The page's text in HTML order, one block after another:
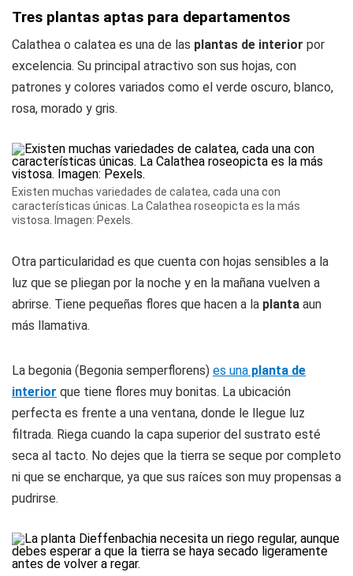
Tres plantas aptas para departamentos
Calathea o calatea es una de las plantas de interior por
excelencia. Su principal atractivo son sus hojas, con
patrones y colores variados como el verde oscuro, blanco,
rosa, morado y gris.
Existen muchas variedades de calatea, cada una con
características únicas. La Calathea roseopicta es la más
vistosa. Imagen: Pexels.
Otra particularidad es que cuenta con hojas sensibles a la
luz que se pliegan por la noche y en la mañana vuelven a
abrirse. Tiene pequeñas flores que hacen a la planta aun
más llamativa.
La begonia (Begonia semperflorens) es una planta de
interior que tiene flores muy bonitas. La ubicación
perfecta es frente a una ventana, donde le llegue luz
filtrada. Riega cuando la capa superior del sustrato esté
seca al tacto. No dejes que la tierra se seque por completo
ni que se encharque, ya que sus raíces son muy propensas a
pudrirse.